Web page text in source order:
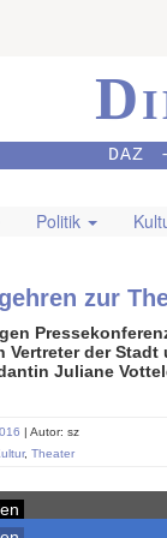
Politik
zur
Vertreter der
Juliane
| Autor: sz
, Theater